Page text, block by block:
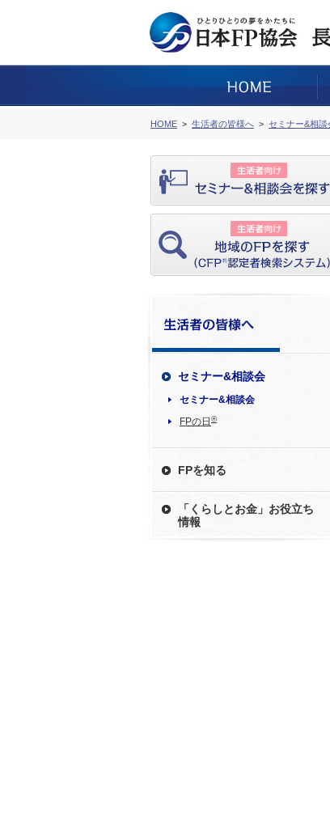
HOME 生活者の皆様へ セミナー&相
セミナー&相談会
セミナー&相談会
FPの日 ®
FPを知る
「くらしとお金」お役立ち
情報